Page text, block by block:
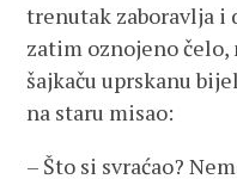
trenutak zaboravlja i
zatim oznojeno čelo,
šajkaču uprskanu
na staru misao:
– Što si svraćao?